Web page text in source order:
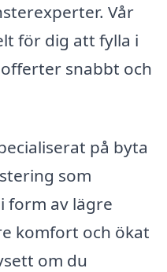
Vår
för dig att fylla i
snabbt och
på byta
som
form av lägre
komfort och ökat
om du